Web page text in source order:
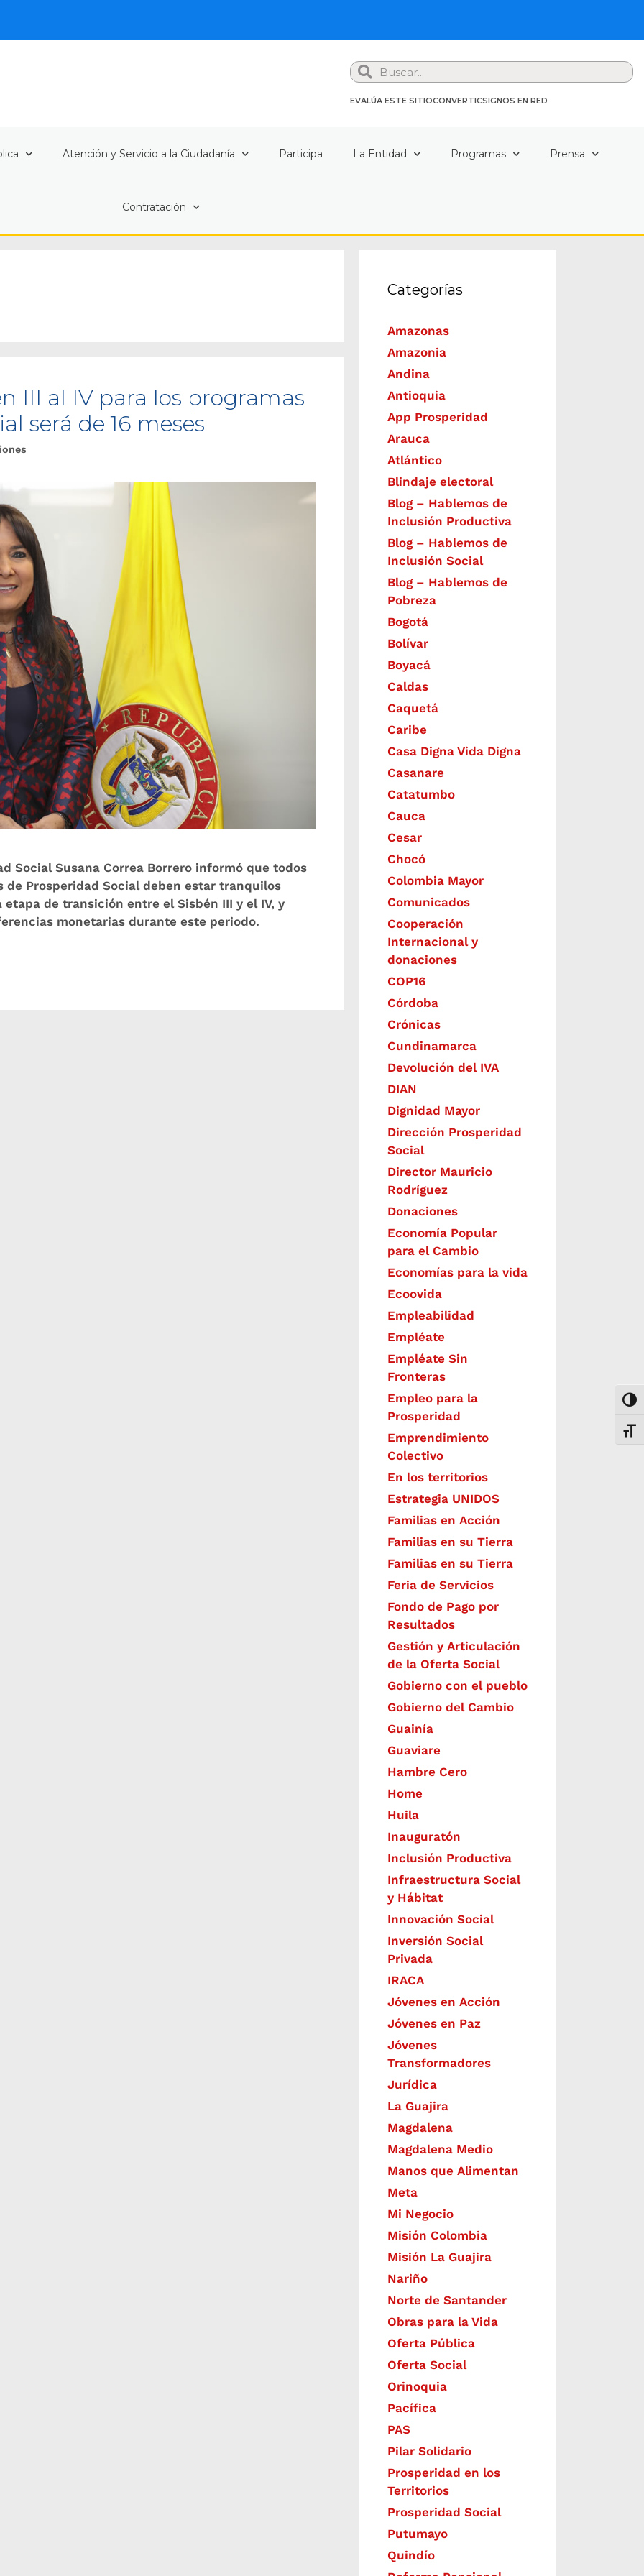
Search
EVALÚA ESTE SITIOCONVERTICSIGNOS EN RED
Atención y Servicio a la Ciudadanía Participa La Entidad Programas Prensa
Contratación
III al IV para los programas
será de 16 meses
Social Susana Correa Borrero informó que todos
de Prosperidad Social deben estar tranquilos
de transición entre el Sisbén III y el IV, y
monetarias durante este periodo.
Categorías
Amazonas
Amazonia
Andina
Antioquia
App Prosperidad
Arauca
Atlántico
Blindaje electoral
Blog – Hablemos de
Inclusión Productiva
Blog – Hablemos de
Inclusión Social
Blog – Hablemos de
Pobreza
Bogotá
Bolívar
Boyacá
Caldas
Caquetá
Caribe
Casa Digna Vida Digna
Casanare
Catatumbo
Cauca
Cesar
Chocó
Colombia Mayor
Comunicados
Cooperación
Internacional y
donaciones
COP16
Córdoba
Crónicas
Cundinamarca
Devolución del IVA
DIAN
Dignidad Mayor
Dirección Prosperidad
Social
Director Mauricio
Rodríguez
Donaciones
Economía Popular
para el Cambio
Economías para la vida
Ecoovida
Empleabilidad
Empléate
Empléate Sin
Fronteras
Empleo para la
Prosperidad
Emprendimiento
Colectivo
En los territorios
Estrategia UNIDOS
Familias en Acción
Familias en su Tierra
Familias en su Tierra
Feria de Servicios
Fondo de Pago por
Resultados
Gestión y Articulación
de la Oferta Social
Gobierno con el pueblo
Gobierno del Cambio
Guainía
Guaviare
Hambre Cero
Home
Huila
Inauguratón
Inclusión Productiva
Infraestructura Social
y Hábitat
​Innovación Social
Inversión Social
Privada
IRACA
Jóvenes en Acción
Jóvenes en Paz
Jóvenes
Transformadores
Jurídica
La Guajira
Magdalena
Magdalena Medio
Manos que Alimentan
Meta
Mi Negocio
Misión Colombia
Misión La Guajira
Nariño
Norte de Santander
Obras para la Vida
Oferta Pública
Oferta Social​​
Orinoquia
Pacífica
PAS
Pilar Solidario
Prosperidad en los
Territorios
Prosperidad Social
Putumayo
Quindío